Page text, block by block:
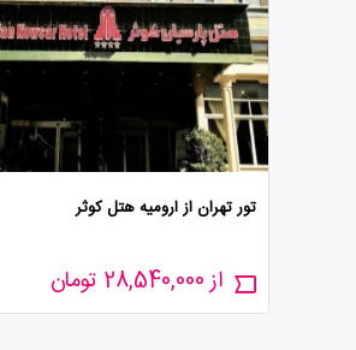
تور تهران از ارومیه هتل کوثر
از 28,540,000 تومان